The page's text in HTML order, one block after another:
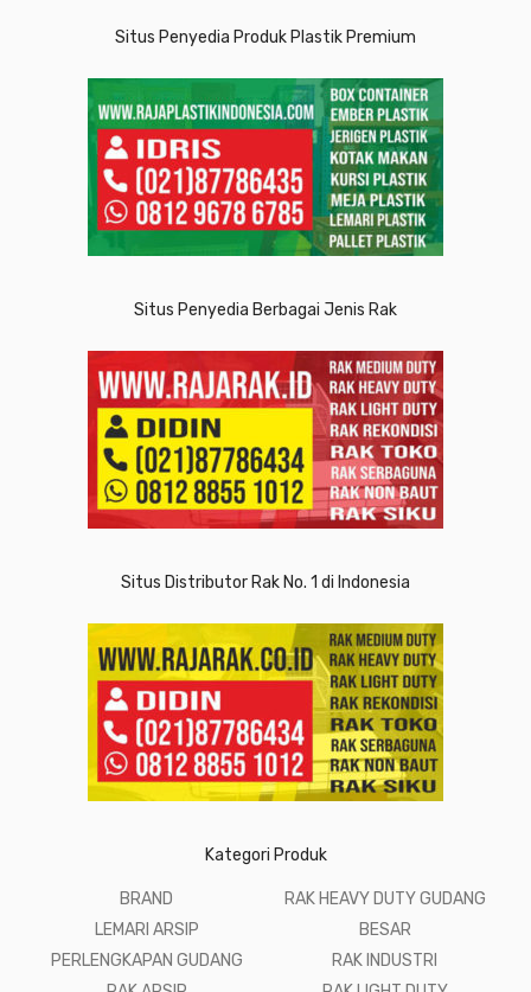
Situs Penyedia Produk Plastik Premium
Situs Penyedia Berbagai Jenis Rak
Situs Distributor Rak No. 1 di Indonesia
Kategori Produk
BRAND
LEMARI ARSIP
PERLENGKAPAN GUDANG
RAK HEAVY DUTY GUDANG
BESAR
RAK INDUSTRI